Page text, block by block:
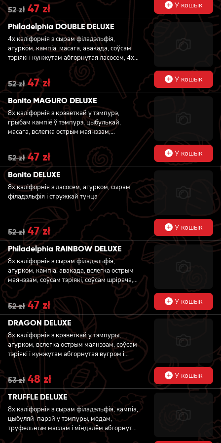
52zł Original
price
was:
52 zł.
47 złCurrent
price
is:
47 zł.
У кошык
Philadelphia DOUBLE DELUXE
4х каліфорнія з сырам філадэльфія,
агурком, кампіа, масага, авакада, соўсам
тэріякі і кунжутам абгорнутая ласосем, 4х
каліфорнія з сырам філадэльфія, агурком,
кампіа, масага, авакада, соўсам тэріякі і
кунжутам абгорнутая вугром
52zł Original
price
was:
52 zł.
47zł Current
price
is:
47 zł.
У кошык
Bonito MAGURO DELUXE
8x каліфорнія з крэветкай у тэмпурэ,
грыбам кампіё ў тэмпурэ, цыбулькай,
масага, вслегка острым маянэзам,
стружкамі тунца, абгорнутая тунцем
52zł Original
price
was:
52 zł.
47 zł Current
price
is:
47 zł.
У кошык
Bonito DELUXE
8x каліфорнія з ласосем, агурком, сырам
філадэльфія і стружкай тунца
52zł Original
price
was:
52 zł.
47zł Current
price
is:
47 zł.
У кошык
Philadelphia RAINBOW DELUXE
8x каліфорнія з сырам філадэльфія,
агурком, кампіа, авакада, вслегка острым
маянэзам, соўсам тэріякі, соўсам шрiрача,
масага i кунжутам, абгорнутая ласосем,
тунцом, вугром і крэветкай
52zł Original
price
was:
52 zł.
47 zł Current
price
is:
47 zł.
У кошык
DRAGON DELUXE
8x каліфорнія з крэветкай у тэмпуры,
агурком, вслегка острым маянэзам, соўсам
тэріякі і кунжутам абгорнутая вугром і
авакада
53zł Original
price
was:
53 zł.
48 zł Current
price
is:
48 zł.
У кошык
TRUFFLE DELUXE
8x каліфорнія з сырам філадэльфія, кампіа,
цыбуляй-парэй у тэмпуры, мёдам,
труфельным маслам i міндалём абгорнутая
апаленым ласосем